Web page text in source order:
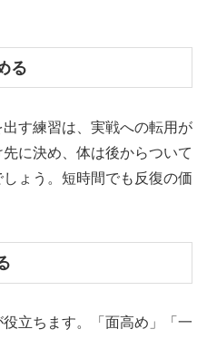
る
す練習は、実戦への転用が
に決め、体は後からついて
ょう。短時間でも反復の価
立ちます。「面高め」「一